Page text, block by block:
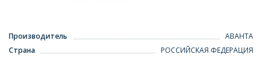
Производитель
АВАНТА
Страна
РОССИЙСКАЯ ФЕДЕРАЦИЯ